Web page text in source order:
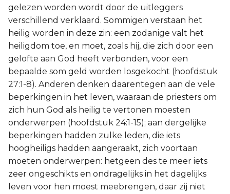
gelezen worden wordt door de uitleggers
verschillend verklaard. Sommigen verstaan het
heilig worden in deze zin: een zodanige valt het
heiligdom toe, en moet, zoals hij, die zich door een
gelofte aan God heeft verbonden, voor een
bepaalde som geld worden losgekocht (hoofdstuk
27:1-8). Anderen denken daarentegen aan de vele
beperkingen in het leven, waaraan de priesters om
zich hun God als heilig te vertonen moesten
onderwerpen (hoofdstuk 24:1-15); aan dergelijke
beperkingen hadden zulke leden, die iets
hoogheiligs hadden aangeraakt, zich voortaan
moeten onderwerpen: hetgeen des te meer iets
zeer ongeschikts en ondragelijks in het dagelijks
leven voor hen moest meebrengen, daar zij niet